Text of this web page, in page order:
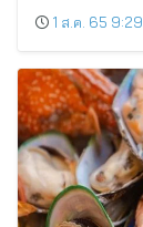
1 ส.ค. 65 9:29